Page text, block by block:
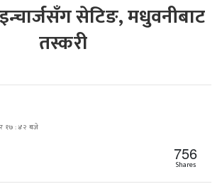
सेटिङ, मधुवनीबाट
तस्करी
१७ : ४२ बजे
756
Shares